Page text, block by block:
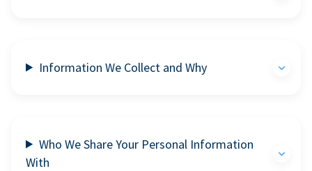
Information We Collect and Why
Who We Share Your Personal Information
With